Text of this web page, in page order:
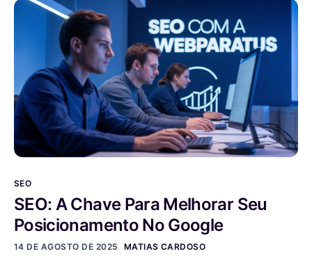
SEO
SEO: A Chave Para Melhorar Seu
Posicionamento No Google
14 DE AGOSTO DE 2025 MATIAS CARDOSO